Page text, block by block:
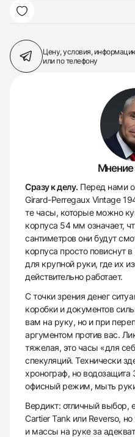
Цену, условия,
или по телефону
Мнение
Сразу к делу. Перед нами
Girard-Perregaux Vintage
те часы, которые можно
корпуса 54 мм означает,
сантиметров они будут
корпуса просто повиснут
для крупной руки, где их
действительно работает.
С точки зрения денег
коробки и документов
вам на руку, но и при
аргументом против вас.
тяжелая, это часы «для
спекуляций. Технически
хронограф, но
офисный режим, мыть руки
Вердикт: отличный выбор,
Cartier Tank или Reverso,
и массы на руке за